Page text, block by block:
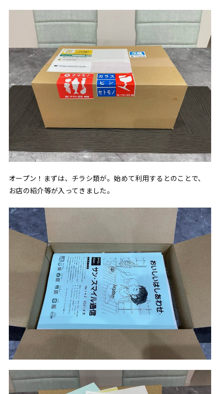
オープン！まずは、チラシ類が。始めて利用するとのことで、
お店の紹介等が入ってきました。